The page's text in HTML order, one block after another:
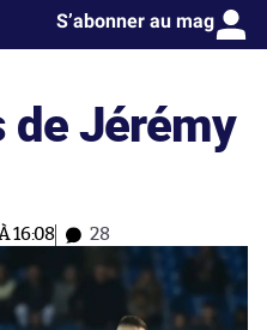
S’abonner au mag
de Jérémy
16:08 28